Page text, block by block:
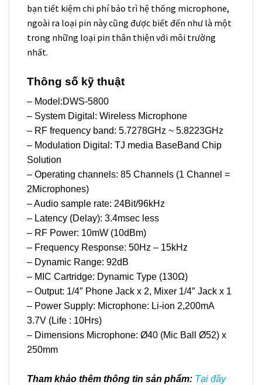
bạn tiết kiệm chi phí bảo trì hệ thống microphone,
ngoài ra loại pin này cũng được biết đến như là một
trong những loại pin thân thiện với môi trường
nhất.
Thông số kỹ thuật
– Model:DWS-5800
– System Digital: Wireless Microphone
– RF frequency band: 5.7278GHz ~ 5.8223GHz
– Modulation Digital: TJ media BaseBand Chip
Solution
– Operating channels: 85 Channels (1 Channel =
2Microphones)
– Audio sample rate: 24Bit/96kHz
– Latency (Delay): 3.4msec less
– RF Power: 10mW (10dBm)
– Frequency Response: 50Hz – 15kHz
– Dynamic Range: 92dB
– MIC Cartridge: Dynamic Type (130Ω)
– Output: 1/4″ Phone Jack x 2, Mixer 1/4″ Jack x 1
– Power Supply: Microphone: Li-ion 2,200mA
3.7V (Life : 10Hrs)
– Dimensions Microphone: Ø40 (Mic Ball Ø52) x
250mm
Tham khảo thêm thông tin sản phẩm: Tại đây